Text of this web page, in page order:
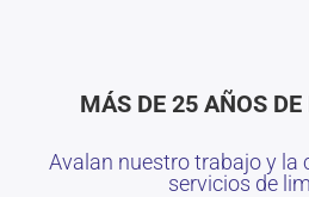
MÁS DE 25 AÑOS
Avalan nuestro trabajo y la
servicios de